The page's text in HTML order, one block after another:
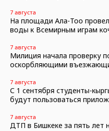
7 августа
На площади Ала-Тоо
воды к Всемирным играм
7 августа
Милиция начала проверку
оскорбляющими
7 августа
С 1 сентября студенты-
будут пользоваться
7 августа
ДТП в Бишкеке за пять лет